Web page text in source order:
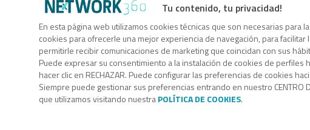
Tu contenido, tu privacidad!
En esta página web utilizamos cookies técnicas que son necesarias para
cookies para ofrecerle una mejor experiencia de navegación, para
permitirle recibir comunicaciones de marketing que coincidan con sus
Puede expresar su consentimiento a la instalación de cookies de perfiles
hacer clic en RECHAZAR. Puede configurar las preferencias de cookies
Siempre puede gestionar sus preferencias entrando en nuestro CENTRO
que utilizamos visitando nuestraPOLÍTICA DE COOKIES.
Código Rss
Para copiar el enlace RSS en el portapapeles, haga clic en el botón.